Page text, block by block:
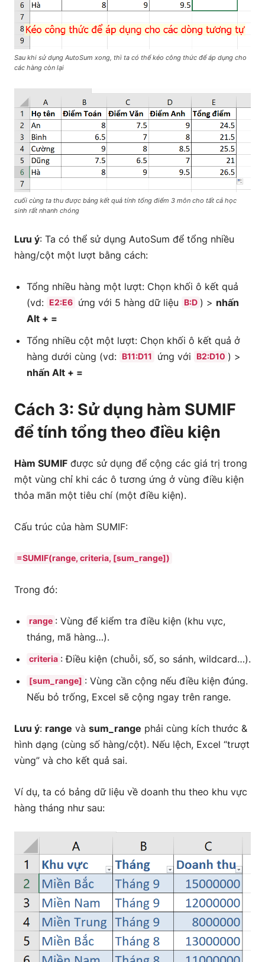
Sau khi sử dụng AutoSum xong, thì ta có thể kéo công thức để áp dụng cho
các hàng còn lại
cuối cùng ta thu được bảng kết quả tính tổng điểm 3 môn cho tất cả học
sinh rất nhanh chóng
Lưu ý: Ta có thể sử dụng AutoSum để tổng nhiều
hàng/cột một lượt bằng cách:
Tổng nhiều hàng một lượt: Chọn khối ô kết quả
(vd: E2:E6 ứng với 5 hàng dữ liệu B:D ) > nhấn
Alt + =
Tổng nhiều cột một lượt: Chọn khối ô kết quả ở
hàng dưới cùng (vd: B11:D11 ứng với B2:D10 ) >
nhấn Alt + =
Cách 3: Sử dụng hàm SUMIF
để tính tổng theo điều kiện
Hàm SUMIF được sử dụng để cộng các giá trị trong
một vùng chỉ khi các ô tương ứng ở vùng điều kiện
thỏa mãn một tiêu chí (một điều kiện).
Cấu trúc của hàm SUMIF:
=SUMIF(range, criteria, [sum_range])
Trong đó:
range : Vùng để kiểm tra điều kiện (khu vực,
tháng, mã hàng…).
criteria : Điều kiện (chuỗi, số, so sánh, wildcard…).
[sum_range] : Vùng cần cộng nếu điều kiện đúng.
Nếu bỏ trống, Excel sẽ cộng ngay trên range.
Lưu ý: range và sum_range phải cùng kích thước &
hình dạng (cùng số hàng/cột). Nếu lệch, Excel “trượt
vùng” và cho kết quả sai.
Ví dụ, ta có bảng dữ liệu về doanh thu theo khu vực
hàng tháng như sau: